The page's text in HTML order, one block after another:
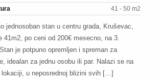
41 - 50 m2
jednosoban stan u centru grada, Kruševac,
41m2, po ceni od 200€ mesecno, na 3.
je potpuno opremljen i spreman za
idealan za jednu osobu ili par. Nalazi se na
lokaciji, u neposrednoj blizini svih […]